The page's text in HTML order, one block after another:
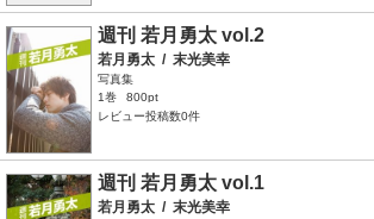
週刊 若月勇太 vol.2
若月勇太 / 末光美幸
写真集
1巻
800pt
レビュー投稿数0件
週刊 若月勇太 vol.1
若月勇太 / 末光美幸